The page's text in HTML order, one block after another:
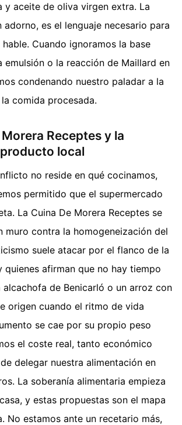
y aceite de oliva virgen extra. La
adorno, es el lenguaje necesario para
Cuando ignoramos la base
emulsión o la reacción de Maillard en
condenando nuestro paladar a la
comida procesada.
Receptes y la
local
no reside en qué cocinamos,
permitido que el supermercado
La Cuina De Morera Receptes se
muro contra la homogeneización del
suele atacar por el flanco de la
quienes afirman que no hay tiempo
alcachofa de Benicarló o un arroz con
origen cuando el ritmo de vida
se cae por su propio peso
el coste real, tanto económico
delegar nuestra alimentación en
La soberanía alimentaria empieza
y estas propuestas son el mapa
No estamos ante un recetario más,